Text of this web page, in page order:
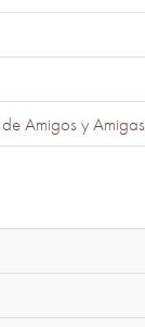
Amigos y